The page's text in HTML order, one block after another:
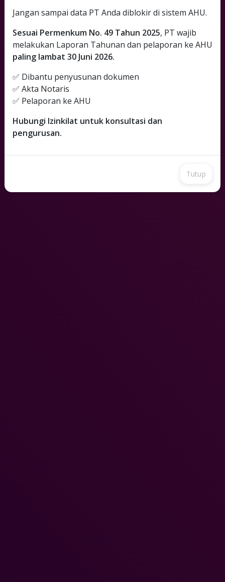
1Cek Nama
2Simulasi Akta
3Minta Proposal
Jangan sampai data PT Anda diblokir di sistem AHU.
Sesuai Permenkum No. 49 Tahun 2025, PT wajib
melakukan Laporan Tahunan dan pelaporan ke AHU
paling lambat 30 Juni 2026.
✅ Dibantu penyusunan dokumen
✅ Akta Notaris
✅ Pelaporan ke AHU
Hubungi Izinkilat untuk konsultasi dan
pengurusan.
Tutup